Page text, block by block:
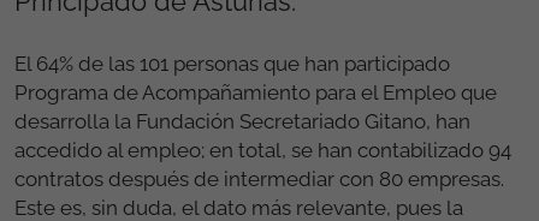
El 64% de las 101 personas que han participado
Programa de Acompañamiento para el Empleo que
desarrolla la Fundación Secretariado Gitano, han
accedido al empleo; en total, se han contabilizado 94
contratos después de intermediar con 80 empresas.
Este es, sin duda, el dato más relevante, pues la